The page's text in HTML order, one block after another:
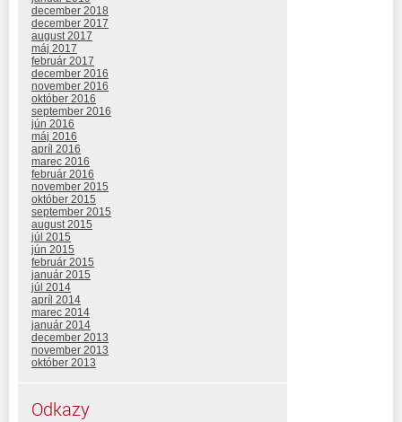
december 2018
december 2017
august 2017
máj 2017
február 2017
december 2016
november 2016
október 2016
september 2016
jún 2016
máj 2016
apríl 2016
marec 2016
február 2016
november 2015
október 2015
september 2015
august 2015
júl 2015
jún 2015
február 2015
január 2015
júl 2014
apríl 2014
marec 2014
január 2014
december 2013
november 2013
október 2013
Odkazy